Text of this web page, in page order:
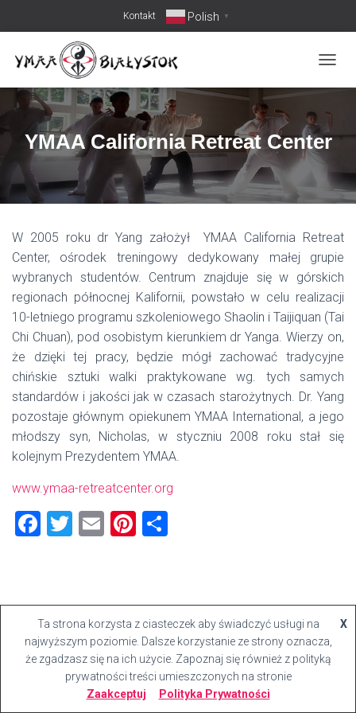
Kontakt Polish ▼
YMAA California Retreat Center
W 2005 roku dr Yang założył YMAA California Retreat
Center, ośrodek treningowy dedykowany małej grupie
wybranych studentów. Centrum znajduje się w górskich
regionach północnej Kalifornii, powstało w celu realizacji
10-letniego programu szkoleniowego Shaolin i Taijiquan (Tai
Chi Chuan), pod osobistym kierunkiem dr Yanga. Wierzy on,
że dzięki tej pracy, będzie mógł zachować tradycyjne
chińskie sztuki walki praktykowane wg. tych samych
standardów i jakości jak w czasach starożytnych. Dr. Yang
pozostaje głównym opiekunem YMAA International, a jego
młodszy syn, Nicholas, w styczniu 2008 roku stał się
kolejnym Prezydentem YMAA.
www.ymaa-retreatcenter.org
F
b
o
ok
T
er
E
l
Pi
es
t
e
Ta strona korzysta z ciasteczek aby świadczyć usługi na
najwyższym poziomie. Dalsze korzystanie ze strony oznacza,
że zgadzasz się na ich użycie. Zapoznaj się również z polityką
prywatności treści umieszczonych na stronie
X
Zaakceptuj Polityka Prywatności